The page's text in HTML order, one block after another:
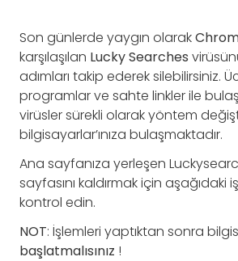
Son günlerde yaygın olarak
karşılaşılan LuckySearches
adımları takip ederek silebilirsiniz.
programlar ve sahte linkler ile
virüsler sürekli olarak yöntem
bilgisayarlar’ınıza bulaşmaktadır.
Ana sayfanıza yerleşen
sayfasını kaldırmak için aşağıdaki
kontrol edin.
NOT: İşlemleri yaptıktan sonra
başlatmalısınız !